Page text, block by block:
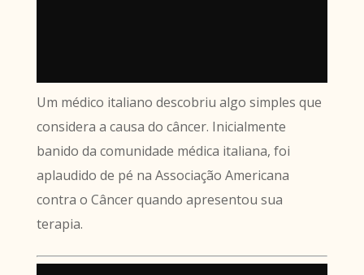
Um médico italiano descobriu algo simples que
considera a causa do câncer. Inicialmente
banido da comunidade médica italiana, foi
aplaudido de pé na Associação Americana
contra o Câncer quando apresentou sua
terapia.